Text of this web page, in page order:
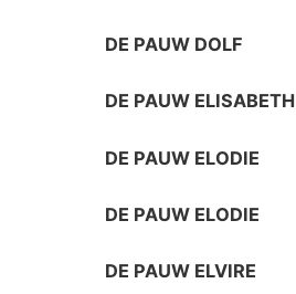
DE PAUW DOLF
DE PAUW ELISABETH
DE PAUW ELODIE
DE PAUW ELODIE
DE PAUW ELVIRE